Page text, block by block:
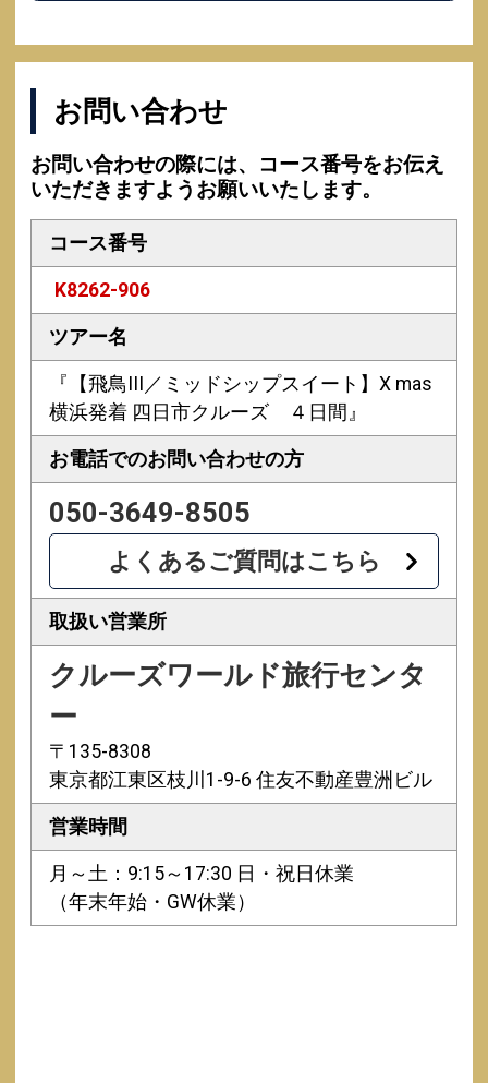
お問い合わせ
お問い合わせの際には、コース番号をお伝え
いただきますようお願いいたします。
コース番号
K8262-906
ツアー名
『【飛鳥III／ミッドシップスイート】X mas
横浜発着 四日市クルーズ ４日間』
お電話でのお問い合わせの方
050-3649-8505
よくあるご質問はこちら
取扱い営業所
クルーズワールド旅行センタ
ー
〒135-8308
東京都江東区枝川1-9-6 住友不動産豊洲ビル
営業時間
月～土：9:15～17:30 日・祝日休業
（年末年始・GW休業）